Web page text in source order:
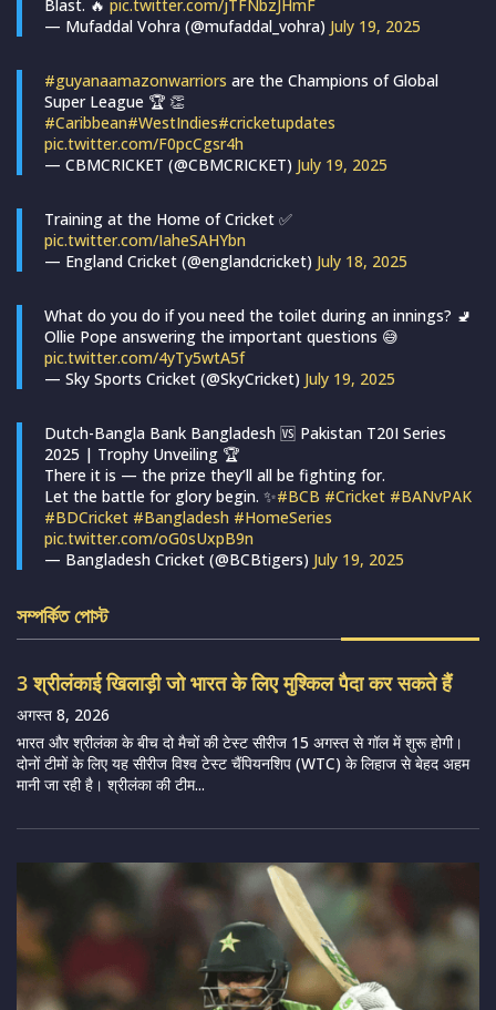
Blast. 🔥 pic.twitter.com/jTFNbzJHmF
— Mufaddal Vohra (@mufaddal_vohra) July 19, 2025
#guyanaamazonwarriors are the Champions of Global
Super League 🏆 👏
#Caribbean#WestIndies#cricketupdates
pic.twitter.com/F0pcCgsr4h
— CBMCRICKET (@CBMCRICKET) July 19, 2025
Training at the Home of Cricket ✅
pic.twitter.com/IaheSAHYbn
— England Cricket (@englandcricket) July 18, 2025
What do you do if you need the toilet during an innings? 🚽
Ollie Pope answering the important questions 😅
pic.twitter.com/4yTy5wtA5f
— Sky Sports Cricket (@SkyCricket) July 19, 2025
Dutch-Bangla Bank Bangladesh 🆚 Pakistan T20I Series
2025 | Trophy Unveiling 🏆
There it is — the prize they’ll all be fighting for.
Let the battle for glory begin. ✨#BCB #Cricket #BANvPAK
#BDCricket #Bangladesh #HomeSeries
pic.twitter.com/oG0sUxpB9n
— Bangladesh Cricket (@BCBtigers) July 19, 2025
সম্পর্কিত পোস্ট
3 श्रीलंकाई खिलाड़ी जो भारत के लिए मुश्किल पैदा कर सकते हैं
अगस्त 8, 2026
भारत और श्रीलंका के बीच दो मैचों की टेस्ट सीरीज 15 अगस्त से गॉल में शुरू होगी।
दोनों टीमों के लिए यह सीरीज विश्व टेस्ट चैंपियनशिप (WTC) के लिहाज से बेहद अहम
मानी जा रही है। श्रीलंका की टीम...